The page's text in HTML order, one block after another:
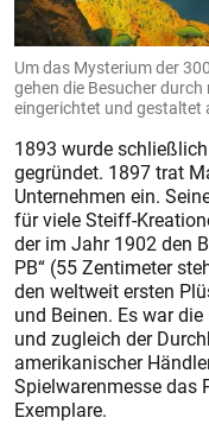
Um das Mysterium der
gehen die Besucher durch
eingerichtet und gestaltet
1893 wurde
gegründet. 1897 trat
Unternehmen ein.
für viele Steiff-
der im Jahr 1902 den
PB“ (55 Zentimeter
den weltweit ersten
und Beinen. Es war
und zugleich der
amerikanischer
Spielwarenmesse das
Exemplare.